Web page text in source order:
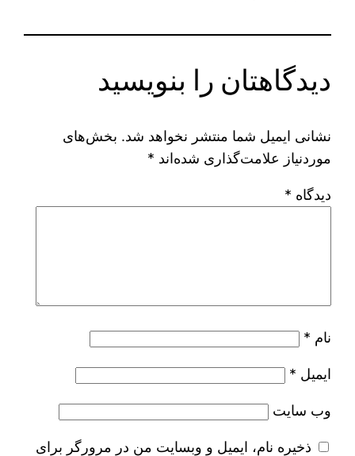
دیدگاهتان را بنویسید
نشانی ایمیل شما منتشر نخواهد شد. بخش‌های
موردنیاز علامت‌گذاری شده‌اند *
دیدگاه *
نام *
ایمیل *
وب‌ سایت
ذخیره نام، ایمیل و وبسایت من در مرورگر برای